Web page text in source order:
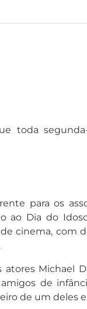
toda
para os
ao Dia do
cinema, com
Michael
de
de um deles